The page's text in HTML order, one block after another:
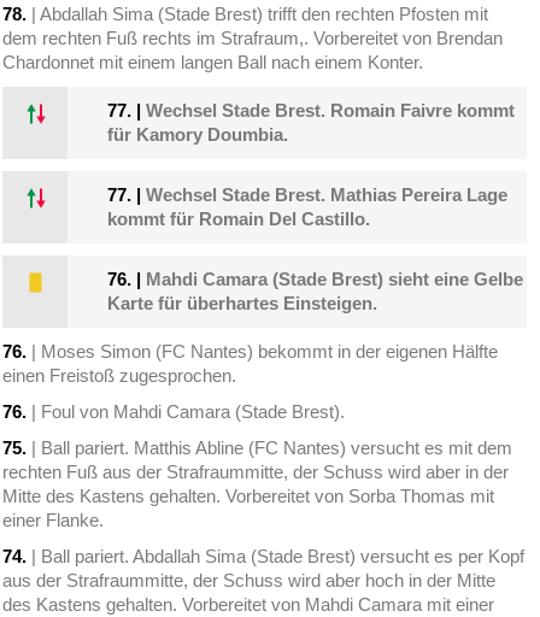
78. | Abdallah Sima (Stade Brest) trifft den rechten Pfosten mit
dem rechten Fuß rechts im Strafraum,. Vorbereitet von Brendan
Chardonnet mit einem langen Ball nach einem Konter.
77. |Wechsel Stade Brest. Romain Faivre kommt
für Kamory Doumbia.
77. |Wechsel Stade Brest. Mathias Pereira Lage
kommt für Romain Del Castillo.
76. | Mahdi Camara (Stade Brest) sieht eine Gelbe
Karte für überhartes Einsteigen.
76. | Moses Simon (FC Nantes) bekommt in der eigenen Hälfte
einen Freistoß zugesprochen.
76. | Foul von Mahdi Camara (Stade Brest).
75. | Ball pariert. Matthis Abline (FC Nantes) versucht es mit dem
rechten Fuß aus der Strafraummitte, der Schuss wird aber in der
Mitte des Kastens gehalten. Vorbereitet von Sorba Thomas mit
einer Flanke.
74. | Ball pariert. Abdallah Sima (Stade Brest) versucht es per Kopf
aus der Strafraummitte, der Schuss wird aber hoch in der Mitte
des Kastens gehalten. Vorbereitet von Mahdi Camara mit einer